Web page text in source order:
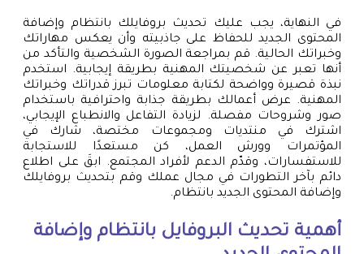
في النهاية، يجب عليك تحديث بروفايلك بانتظام وإضافة
المحتوى الجديد للحفاظ على جاذبيته وأن يعكس مهاراتك
وخبراتك الحالية. قم بمراجعة الصورة الشخصية والتأكد من
أنها تعبر عن شخصيتك المهنية بطريقة إيجابية. استخدم
نبذة قصيرة وواضحة لكتابة معلومات تبرز قدراتك وخبراتك
المهنية. عرض أعمالك بطريقة جذابة واحترافية باستخدام
صور وشروحات مفصلة. لزيادة التفاعل والانطباع الإيجابي،
اشترك في منتديات ومجموعات مختصة، شارك في
المؤتمرات وورش العمل، كن مستعدًا للاستجابة
للاستفسارات، وقدّم الدعم لأفراد المجتمع. ابقَ على اطلاع
دائم بآخر التطورات في مجال عملك وقم بتحديث بروفايلك
وإضافة المحتوى الجديد بانتظام.
أهمية تحديث البروفايل بانتظام وإضافة